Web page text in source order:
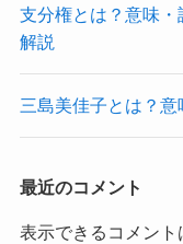
支分権とは？意味
解説
三島美佳子とは？
最近のコメント
表示できるコメント